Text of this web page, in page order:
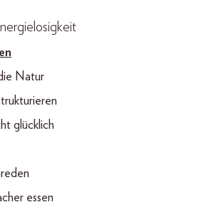
Natur
glücklich
essen